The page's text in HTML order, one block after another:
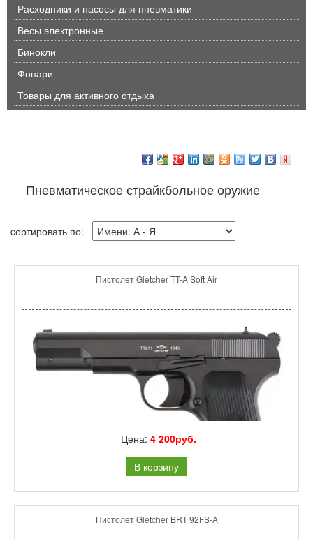
Расходники и насосы для пневматики
Весы электронные
Бинокли
Фонари
Товары для активного отдыха
Пневматическое страйкбольное оружие
cортировать по:
Пистолет Gletcher TT-A Soft Air
Цена: 4 200руб.
В корзину
Пистолет Gletcher BRT 92FS-A